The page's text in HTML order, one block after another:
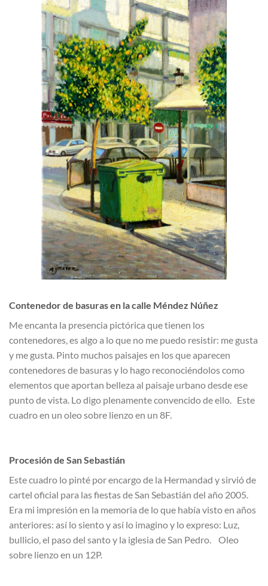
Contenedor de basuras en la calle Méndez Núñez
Me encanta la presencia pictórica que tienen los
contenedores, es algo a lo que no me puedo resistir: me gusta
y me gusta. Pinto muchos paisajes en los que aparecen
contenedores de basuras y lo hago reconociéndolos como
elementos que aportan belleza al paisaje urbano desde ese
punto de vista. Lo digo plenamente convencido de ello. Este
cuadro en un oleo sobre lienzo en un 8F.
Procesión de San Sebastián
Este cuadro lo pinté por encargo de la Hermandad y sirvió de
cartel oficial para las fiestas de San Sebastián del año 2005.
Era mi impresión en la memoria de lo que había visto en años
anteriores: así lo siento y así lo imagino y lo expreso: Luz,
bullicio, el paso del santo y la iglesia de San Pedro. Oleo
sobre lienzo en un 12P.